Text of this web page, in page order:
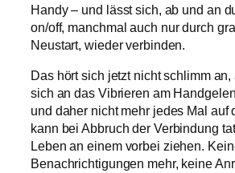
Handy – und lässt sich, ab und an
on/off, manchmal auch nur durch
Neustart, wieder verbinden.
Das hört sich jetzt nicht schlimm
sich an das Vibrieren am
und daher nicht mehr jedes Mal auf
kann bei Abbruch der Verbindung
Leben an einem vorbei ziehen.
Benachrichtigungen mehr, keine